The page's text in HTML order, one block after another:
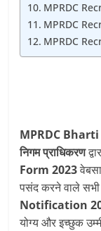
MPRDC
MPRDC
MPRDC
MPRDC Bharti
निगम प्राधिकरण
Form 2023
पसंद करने वाले सभी
Notification
योग्य और इच्छुक